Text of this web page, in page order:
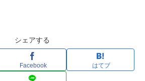
シェアする
Facebook はてブ